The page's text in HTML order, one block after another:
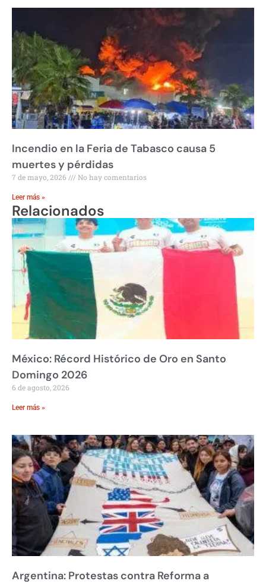
Incendio en la Feria de Tabasco causa 5
muertes y pérdidas
7 de mayo, 2026 No hay comentarios
Leer más »
Relacionados
México: Récord Histórico de Oro en Santo
Domingo 2026
6 de agosto, 2026
Leer más »
Argentina: Protestas contra Reforma a